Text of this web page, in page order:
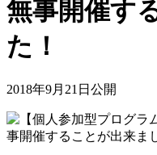
無事開催す
た！
2018年9月21日公開